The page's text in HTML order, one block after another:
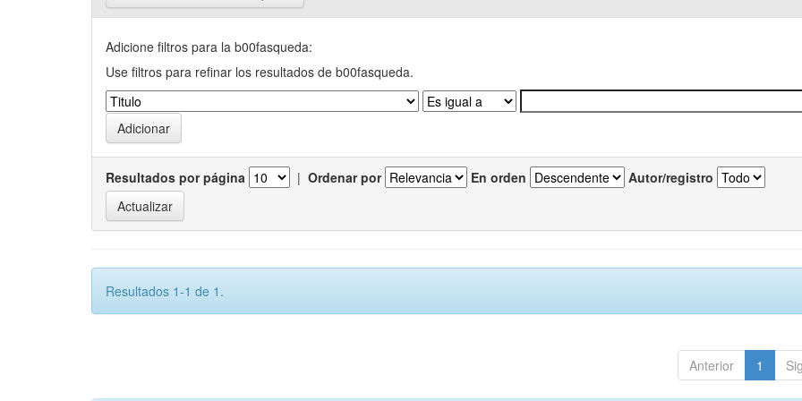
Adicione filtros para la b00fasqueda:
Use filtros para refinar los resultados de b00fasqueda.
Resultados por página | Ordenar por En orden Autor/registro
Resultados 1-1 de 1.
Anterior 1